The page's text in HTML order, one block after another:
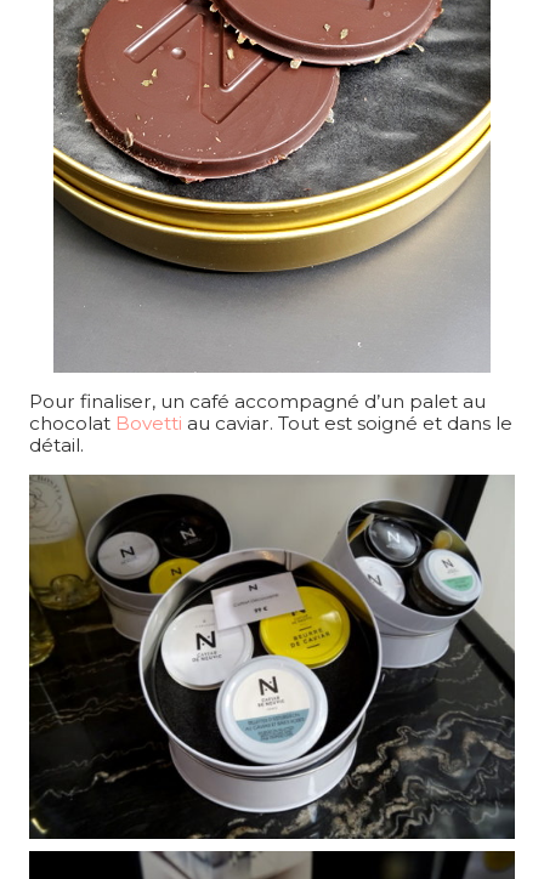
Pour finaliser, un café accompagné d’un palet au
chocolat Bovetti au caviar. Tout est soigné et dans le
détail.